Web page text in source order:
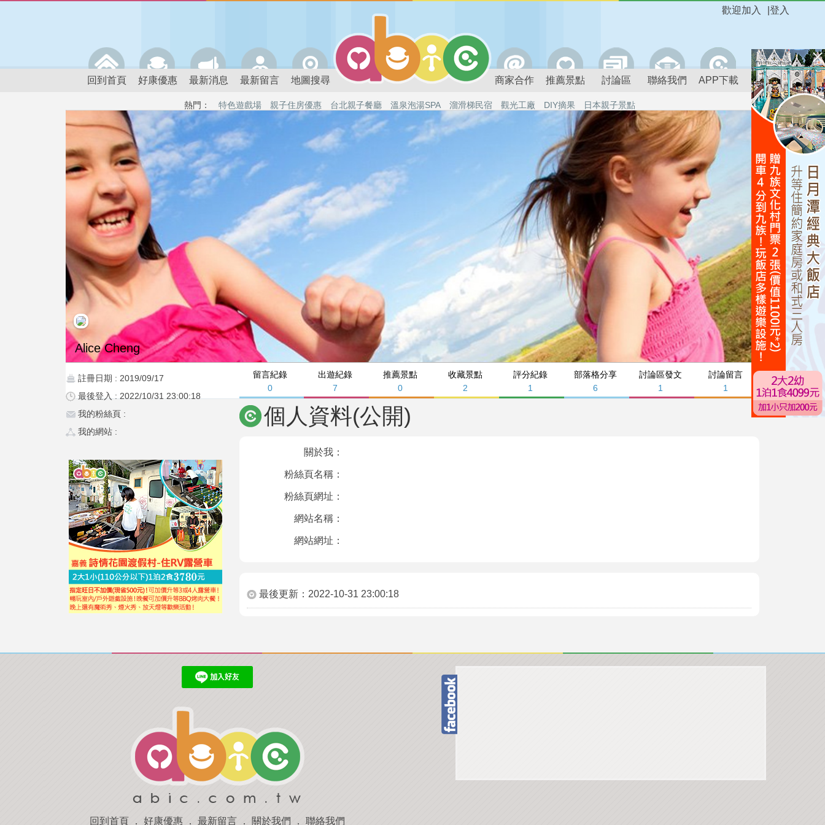
登入
歡迎加入
回到首頁 好康優惠 最新消息 最新留言 地圖搜尋 商家合作 推薦景點 討論區 聯絡我們 APP下載
熱門： 特色遊戲場 親子住房優惠 台北親子餐廳 溫泉泡湯SPA 溜滑梯民宿 觀光工廠 DIY摘果 日本親子景點
留言紀錄
0
出遊紀錄
7
推薦景點
0
收藏景點
2
評分紀錄
1
部落格分享
6
討論區發文
1
討論留言
1
Alice Cheng
註冊日期 : 2019/09/17
最後登入 : 2022/10/31 23:00:18
我的粉絲頁 :
我的網站 :
個人資料(公開)
關於我：
粉絲頁名稱：
粉絲頁網址：
網站名稱：
網站網址：
最後更新： 2022-10-31 23:00:18
回到首頁 ． 好康優惠 ． 最新留言 ． 關於我們 ． 聯絡我們